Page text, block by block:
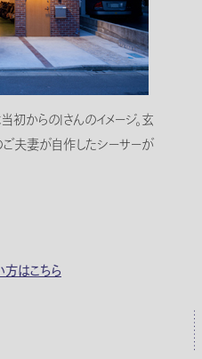
初からのIさんのイメージ。玄
ご夫妻が自作したシーサーが
方はこちら